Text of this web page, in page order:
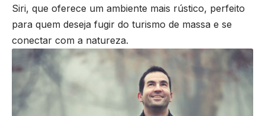
Siri, que oferece um ambiente mais rústico, perfeito
para quem deseja fugir do turismo de massa e se
conectar com a natureza.